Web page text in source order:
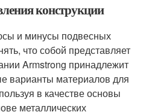
конструкции
и минусы подвесных
что собой представляет
Armstrong принадлежит
варианты материалов для
в качестве основы
металлических